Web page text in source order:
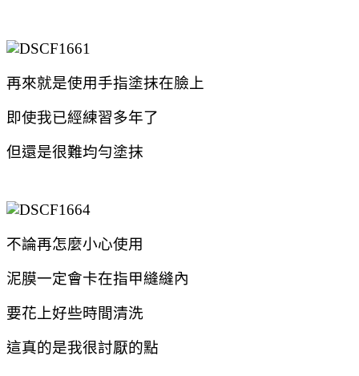
再來就是使用手指塗抹在臉上
即使我已經練習多年了
但還是很難均勻塗抹
不論再怎麼小心使用
泥膜一定會卡在指甲縫縫內
要花上好些時間清洗
這真的是我很討厭的點